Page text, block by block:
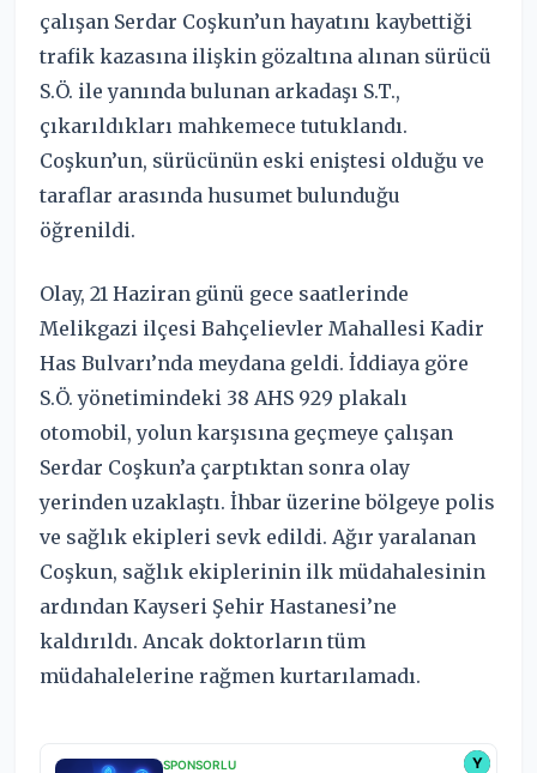
çalışan Serdar Coşkun’un hayatını kaybettiği
trafik kazasına ilişkin gözaltına alınan sürücü
S.Ö. ile yanında bulunan arkadaşı S.T.,
çıkarıldıkları mahkemece tutuklandı.
Coşkun’un, sürücünün eski eniştesi olduğu ve
taraflar arasında husumet bulunduğu
öğrenildi.
Olay, 21 Haziran günü gece saatlerinde
Melikgazi ilçesi Bahçelievler Mahallesi Kadir
Has Bulvarı’nda meydana geldi. İddiaya göre
S.Ö. yönetimindeki 38 AHS 929 plakalı
otomobil, yolun karşısına geçmeye çalışan
Serdar Coşkun’a çarptıktan sonra olay
yerinden uzaklaştı. İhbar üzerine bölgeye polis
ve sağlık ekipleri sevk edildi. Ağır yaralanan
Coşkun, sağlık ekiplerinin ilk müdahalesinin
ardından Kayseri Şehir Hastanesi’ne
kaldırıldı. Ancak doktorların tüm
müdahalelerine rağmen kurtarılamadı.